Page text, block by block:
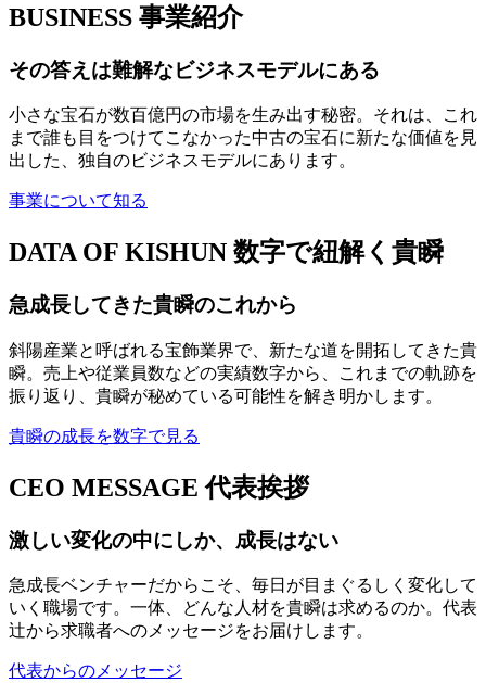
BUSINESS 事業紹介
その答えは難解なビジネスモデルにある
小さな宝石が数百億円の市場を生み出す秘密。それは、これ
まで誰も目をつけてこなかった中古の宝石に新たな価値を見
出した、独自のビジネスモデルにあります。
事業について知る
DATA OF KISHUN 数字で紐解く貴瞬
急成長してきた貴瞬のこれから
斜陽産業と呼ばれる宝飾業界で、新たな道を開拓してきた貴
瞬。売上や従業員数などの実績数字から、これまでの軌跡を
振り返り、貴瞬が秘めている可能性を解き明かします。
貴瞬の成長を数字で見る
CEO MESSAGE 代表挨拶
激しい変化の中にしか、成長はない
急成長ベンチャーだからこそ、毎日が目まぐるしく変化して
いく職場です。一体、どんな人材を貴瞬は求めるのか。代表
辻から求職者へのメッセージをお届けします。
代表からのメッセージ